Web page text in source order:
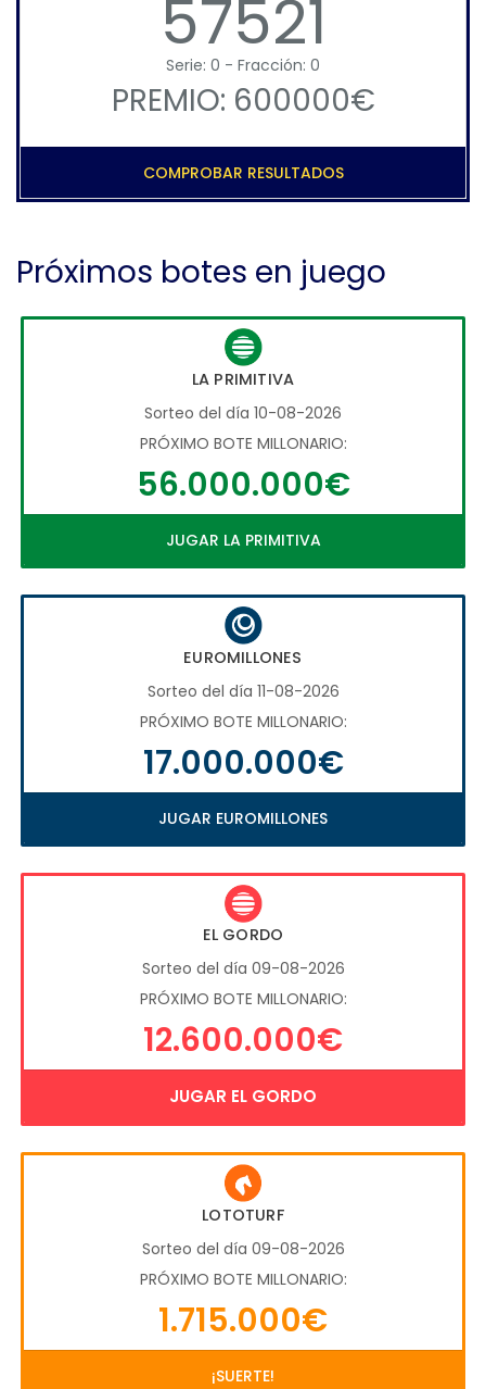
57521
Serie: 0 - Fracción: 0
PREMIO: 600000€
COMPROBAR RESULTADOS
Próximos botes en juego
LA PRIMITIVA
Sorteo del día 10-08-2026
PRÓXIMO BOTE MILLONARIO:
56.000.000€
JUGAR LA PRIMITIVA
EUROMILLONES
Sorteo del día 11-08-2026
PRÓXIMO BOTE MILLONARIO:
17.000.000€
JUGAR EUROMILLONES
EL GORDO
Sorteo del día 09-08-2026
PRÓXIMO BOTE MILLONARIO:
12.600.000€
JUGAR EL GORDO
LOTOTURF
Sorteo del día 09-08-2026
PRÓXIMO BOTE MILLONARIO:
1.715.000€
¡SUERTE!